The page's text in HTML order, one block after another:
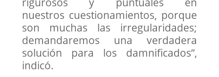
nuestros cuestionamientos, porque
son muchas las irregularidades;
demandaremos una verdadera
solución para los damnificados”,
indicó.